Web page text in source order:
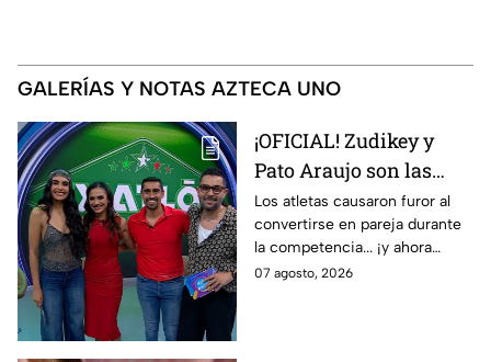
GALERÍAS Y NOTAS AZTECA UNO
¡OFICIAL! Zudikey y
Pato Araujo son las
primeras leyendas
CONFIRMADAS para la
décima temporada de
Exatlón México
Los atletas causaron furor al
convertirse en pareja durante
la competencia... ¡y ahora
vuelven a ella cuatro años
07 agosto, 2026